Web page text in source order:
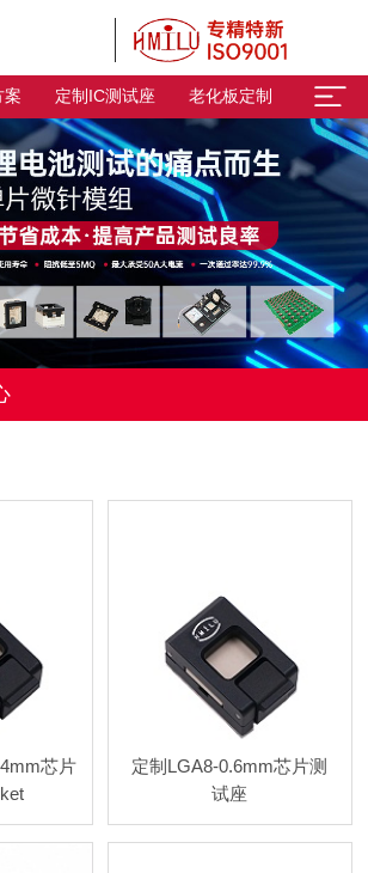
案 定制IC测试座 老化板定制
芯片
定制LGA8-0.6mm芯片测
试座